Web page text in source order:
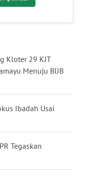
Kloter 29 KJT
Menuju BIJB
Ibadah Usai
Tegaskan